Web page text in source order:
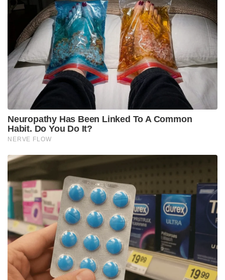
Neuropathy Has Been Linked To A Common
Habit. Do You Do It?
NERVE FLOW